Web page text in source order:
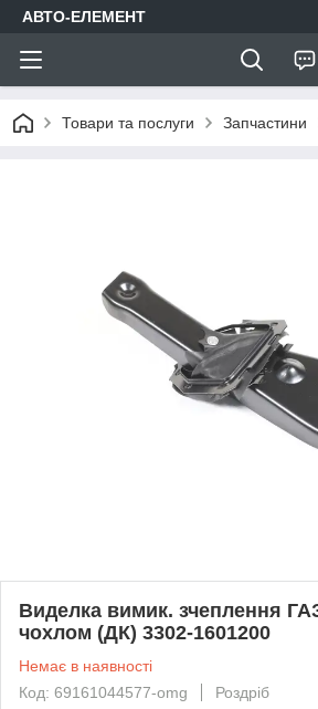
АВТО-ЕЛЕМЕНТ
Товари та послуги Запчастини
Виделка вимик. зчеплення
чохлом (ДК) 3302-1601200
Немає в наявності
Код: 69161044577-omg
Роздріб